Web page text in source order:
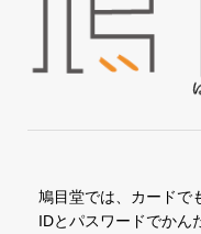
鳩目堂では、カードで
IDとパスワードでかん